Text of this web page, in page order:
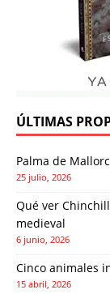
ÚLTIMAS
Palma de
25 julio, 2026
Qué ver
medieval
6 junio, 2026
Cinco animales
15 abril, 2026